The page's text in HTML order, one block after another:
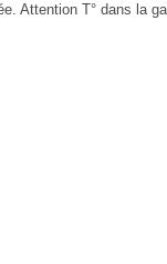
Attention T° dans la